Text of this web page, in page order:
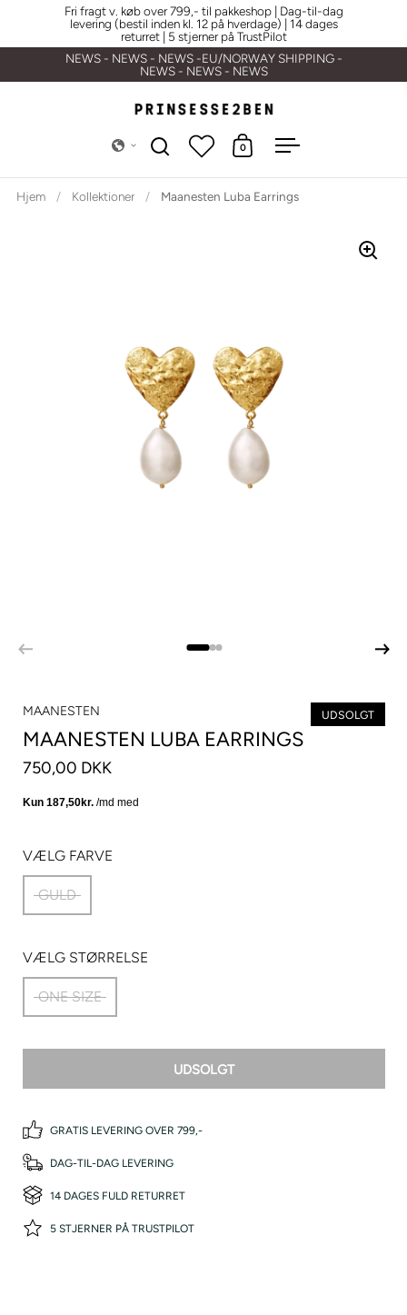
Gå til indholdFri fragt v. køb over 799,- til pakkeshop | Dag-til-dag
levering (bestil inden kl. 12 på hverdage) | 14 dages
returret | 5 stjerner på TrustPilot
NEWS - NEWS - NEWS -EU/NORWAY SHIPPING -
NEWS - NEWS - NEWS
Åbn søgningÅben vogn
0 Åbn menuen
Hjem / Kollektioner / Maanesten Luba Earrings
MAANESTEN
MAANESTEN LUBA EARRINGS
UDSOLGT
750,00 DKK
VÆLG FARVE
GULD
VÆLG STØRRELSE
ONE SIZE
UDSOLGT
GRATIS LEVERING OVER 799,-
DAG-TIL-DAG LEVERING
14 DAGES FULD RETURRET
5 STJERNER PÅ TRUSTPILOT